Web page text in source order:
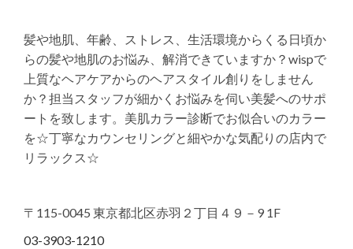
髪や地肌、年齢、ストレス、生活環境からくる日頃か
らの髪や地肌のお悩み、解消できていますか？wispで
上質なヘアケアからのヘアスタイル創りをしません
か？担当スタッフが細かくお悩みを伺い美髪へのサポ
ートを致します。美肌カラー診断でお似合いのカラー
を☆丁寧なカウンセリングと細やかな気配りの店内で
リラックス☆
〒115-0045 東京都北区赤羽２丁目４９－9 1F
03-3903-1210